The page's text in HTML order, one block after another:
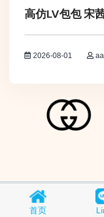
高仿LV包包 宋
2026-08-01
Copyright © 2018-
首页